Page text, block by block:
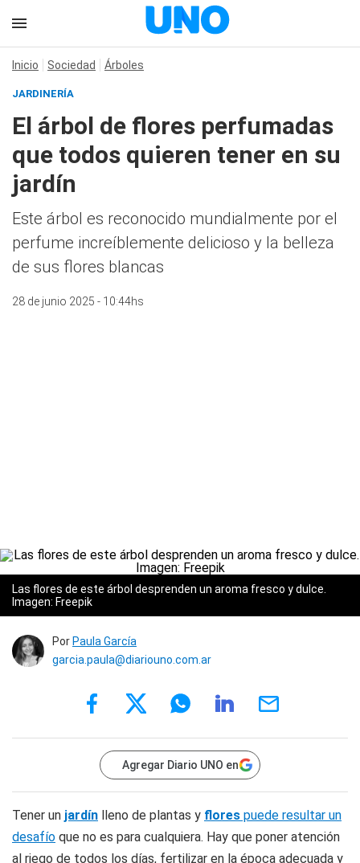
Inicio Sociedad Árboles
JARDINERÍA
El árbol de flores perfumadas
que todos quieren tener en su
jardín
Este árbol es reconocido mundialmente por el
perfume increíblemente delicioso y la belleza
de sus flores blancas
28 de junio 2025 - 10:44hs
Las flores de este árbol desprenden un aroma fresco y dulce.
Imagen: Freepik
Por Paula García
garcia.paula@diariouno.com.ar
Agregar Diario UNO en
Tener un jardín lleno de plantas y flores puede resultar un
desafío que no es para cualquiera. Hay que poner atención
al riego de todos los días, fertilizar en la época adecuada y